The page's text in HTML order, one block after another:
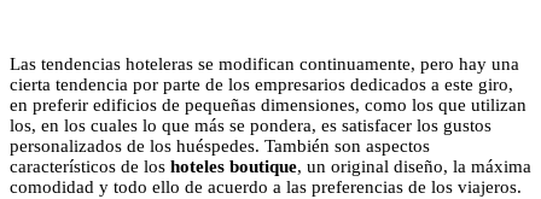
Las tendencias hoteleras se modifican continuamente, pero hay una
cierta tendencia por parte de los empresarios dedicados a este giro,
en preferir edificios de pequeñas dimensiones, como los que utilizan
los, en los cuales lo que más se pondera, es satisfacer los gustos
personalizados de los huéspedes. También son aspectos
característicos de los hoteles boutique, un original diseño, la máxima
comodidad y todo ello de acuerdo a las preferencias de los viajeros.